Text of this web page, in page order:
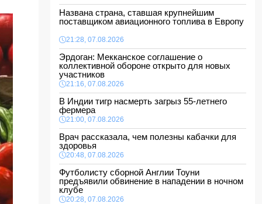
Названа страна, ставшая крупнейшим
поставщиком авиационного топлива в Европу
21:28, 07.08.2026
Эрдоган: Мекканское соглашение о
коллективной обороне открыто для новых
участников
21:16, 07.08.2026
В Индии тигр насмерть загрыз 55-летнего
фермера
21:00, 07.08.2026
Врач рассказала, чем полезны кабачки для
здоровья
20:48, 07.08.2026
Футболисту сборной Англии Тоуни
предъявили обвинение в нападении в ночном
клубе
20:28, 07.08.2026